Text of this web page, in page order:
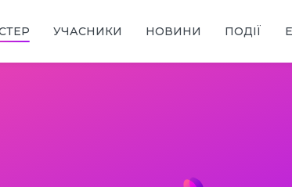
УЧАСНИКИ НОВИНИ ПОДІЇ